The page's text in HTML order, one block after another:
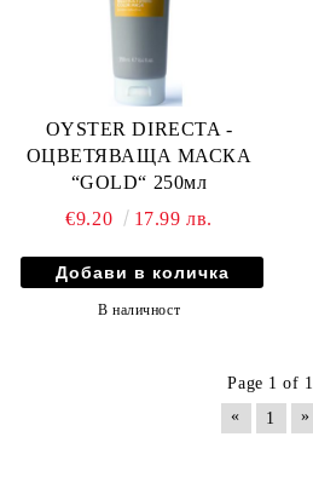
OYSTER DIRECTA -
ОЦВЕТЯВАЩА МАСКА
“GOLD“ 250мл
€9.20
17.99 лв.
В наличност
Page 1 of 1
«
1 »